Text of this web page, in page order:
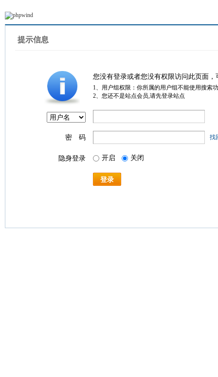
提示信息
您没有登录或者您没有权限访问此页面
1、用户组权限：你所属的用户组不能使用搜索
2、您还不是站点会员,请先登录站点
密 码 找
隐身登录 开启 关闭
登录